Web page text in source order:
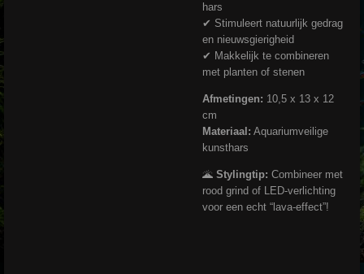
hars
✔ Stimuleert natuurlijk gedrag
en nieuwsgierigheid
✔ Makkelijk te combineren
met planten of stenen
Afmetingen: 10,5 x 13 x 12
cm
Materiaal: Aquariumveilige
kunsthars
🌋 Stylingtip: Combineer met
rood grind of LED-verlichting
voor een echt “lava-effect”!